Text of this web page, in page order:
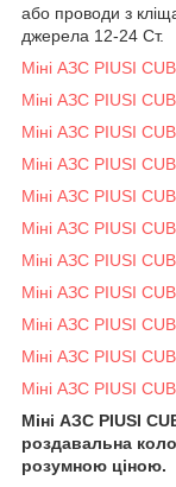
або проводи з
джерела 12-24 Ст.
Міні АЗС PIUSI
Міні АЗС PIUSI
Міні АЗС PIUSI
Міні АЗС PIUSI
Міні АЗС PIUSI
Міні АЗС PIUSI
Міні АЗС PIUSI
Міні АЗС PIUSI
Міні АЗС PIUSI
Міні АЗС PIUSI
Міні АЗС PIUSI
Міні АЗС PIUSI
роздавальна
розумною ціною.